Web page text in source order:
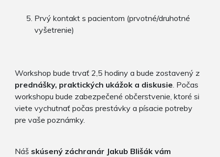
Prvý kontakt s pacientom (prvotné/druhotné
vyšetrenie)
Workshop bude trvať 2,5 hodiny a bude zostavený z
prednášky, praktických ukážok a diskusie . Počas
workshopu bude zabezpečené občerstvenie, ktoré si
viete vychutnať počas prestávky a písacie potreby
pre vaše poznámky.
Náš skúsený záchranár Jakub Blišák vám